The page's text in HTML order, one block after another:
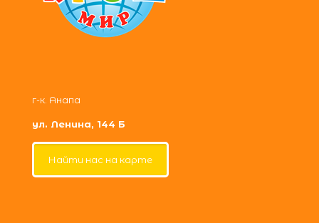
г-к. Анапа
ул. Ленина, 144 Б
Найти нас на карте